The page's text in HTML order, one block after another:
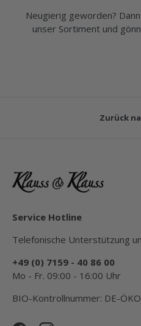
Neugierig geworden?
unser Sortiment und
Zurück
Service Hotline
Telefonische Unterstützung
+49 (0) 7159 - 40 86 00
Mo - Fr. 09:00 - 16:00 Uhr
BIO-Kontrollnummer: DE-